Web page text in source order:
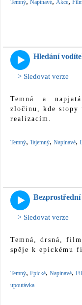
Temný Napínavé Akce
Hledání
> Sledovat verze
Temná a
zločinu, kde stopy
realizacím.
Temný, Tajemný, Napínavé,
> Sledovat verze
Temná, drsná,
spěje k epickému
Temný, Epické, Napínavé,
upoutávka